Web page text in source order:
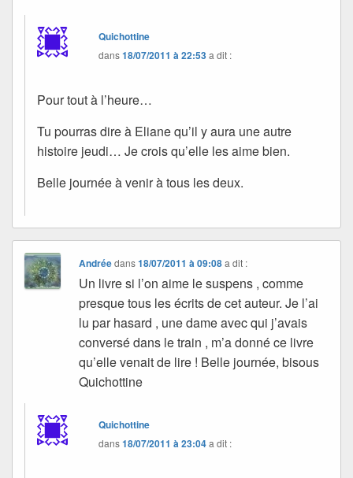
Quichottine
dans18/07/2011 à 22:53a dit :
Pour tout à l’heure…
Tu pourras dire à Eliane qu’il y aura une autre
histoire jeudi… Je crois qu’elle les aime bien.
Belle journée à venir à tous les deux.
Andréedans18/07/2011 à 09:08 a dit :
Un livre si l’on aime le suspens , comme
presque tous les écrits de cet auteur. Je l’ai
lu par hasard , une dame avec qui j’avais
conversé dans le train , m’a donné ce livre
qu’elle venait de lire ! Belle journée, bisous
Quichottine
Quichottine
dans18/07/2011 à 23:04a dit :